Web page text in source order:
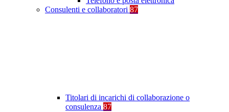
Consulenti e collaboratori 87
Titolari di incarichi di collaborazione o
consulenza 87